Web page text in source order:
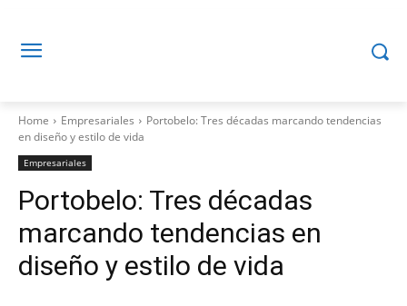
Home Empresariales
Portobelo: Tres décadas marcando tendencias
en diseño y estilo de vida
Empresariales
Portobelo: Tres décadas
marcando tendencias en
diseño y estilo de vida